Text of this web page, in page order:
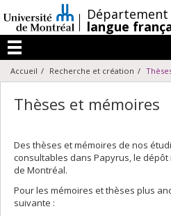
au
contenu
/Département
langue
Menu
Accueil Recherche et création
Thèses et mémoires
Des thèses et mémoires de nos
consultables dans Papyrus, le
de Montréal.
Pour les mémoires et thèses plus
suivante :